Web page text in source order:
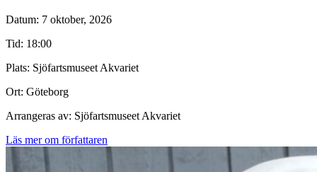
Datum: 7 oktober, 2026
Tid: 18:00
Plats: Sjöfartsmuseet Akvariet
Ort: Göteborg
Arrangeras av: Sjöfartsmuseet Akvariet
Läs mer om författaren